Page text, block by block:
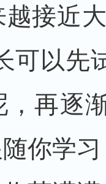
接近
可以先
再逐
你学